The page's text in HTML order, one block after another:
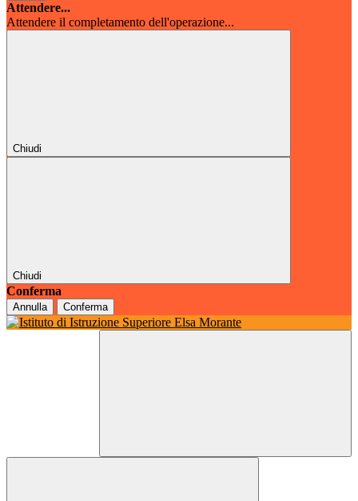
Attendere...
Attendere il completamento dell'operazione...
Chiudi
Chiudi
Conferma
Annulla Conferma